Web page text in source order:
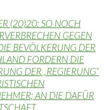
(20)20: SO NOCH
GEGEN
BEVÖLKERUNG DER
FORDERN DIE
DER „REGIERUNG“
AN DIE DAFÜR